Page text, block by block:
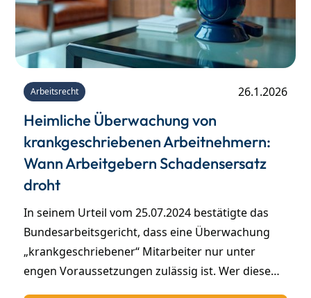
Arbeitsrecht 26.1.2026
Heimliche Überwachung von
krankgeschriebenen Arbeitnehmern:
Wann Arbeitgebern Schadensersatz
droht
In seinem Urteil vom 25.07.2024 bestätigte das
Bundesarbeitsgericht, dass eine Überwachung
„krankgeschriebener“ Mitarbeiter nur unter
engen Voraussetzungen zulässig ist. Wer diese